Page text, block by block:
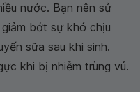
nước. Bạn nên sử
bớt sự khó chịu
sữa sau khi sinh.
khi bị nhiễm trùng vú.